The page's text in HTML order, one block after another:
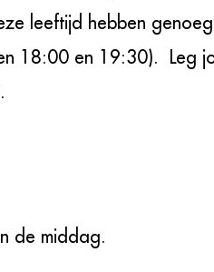
leeftijd hebben
18:00 en 19:30). Leg
de middag.